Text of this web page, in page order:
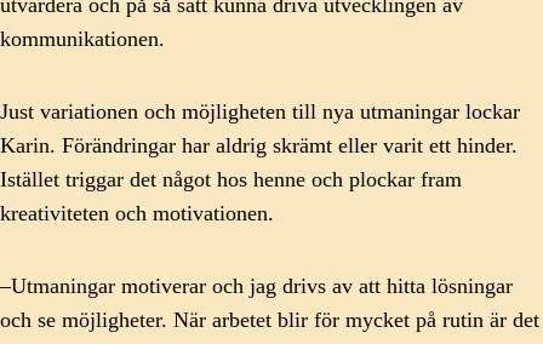
utvärdera och på så sätt kunna driva utvecklingen av
kommunikationen.
Just variationen och möjligheten till nya utmaningar lockar
Karin. Förändringar har aldrig skrämt eller varit ett hinder.
Istället triggar det något hos henne och plockar fram
kreativiteten och motivationen.
–Utmaningar motiverar och jag drivs av att hitta lösningar
och se möjligheter. När arbetet blir för mycket på rutin är det